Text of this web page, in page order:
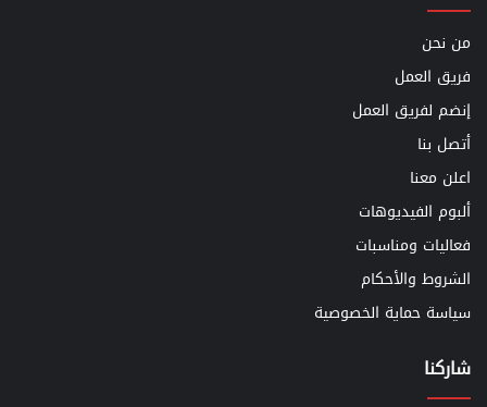
من نحن
فريق العمل
إنضم لفريق العمل
أتصل بنا
اعلن معنا
ألبوم الفيديوهات
فعاليات ومناسبات
الشروط والأحكام
سياسة حماية الخصوصية
شاركنا